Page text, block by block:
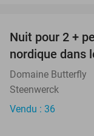
Nuit pour 2 +
nordique dans
Domaine Butterfly
Steenwerck
Vendu : 36